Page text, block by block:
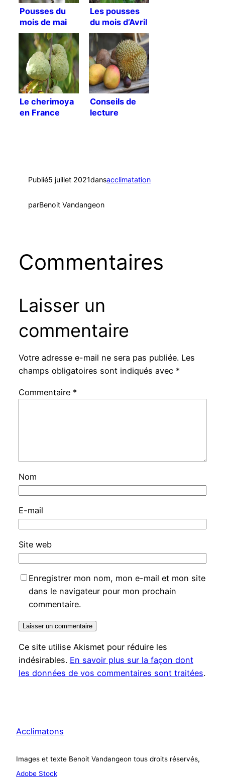
Pousses du
mois de mai
2018
Les pousses
du mois d’Avril
2018
Le cherimoya
en France
Conseils de
lecture
Publié5 juillet 2021dansacclimatation
parBenoit Vandangeon
Commentaires
Laisser un
commentaire
Votre adresse e-mail ne sera pas publiée. Les
champs obligatoires sont indiqués avec *
Commentaire *
Nom
E-mail
Site web
Enregistrer mon nom, mon e-mail et mon site
dans le navigateur pour mon prochain
commentaire.
Ce site utilise Akismet pour réduire les
indésirables. En savoir plus sur la façon dont
les données de vos commentaires sont traitées.
Acclimatons
Images et texte Benoit Vandangeon tous droits réservés,
Adobe Stock